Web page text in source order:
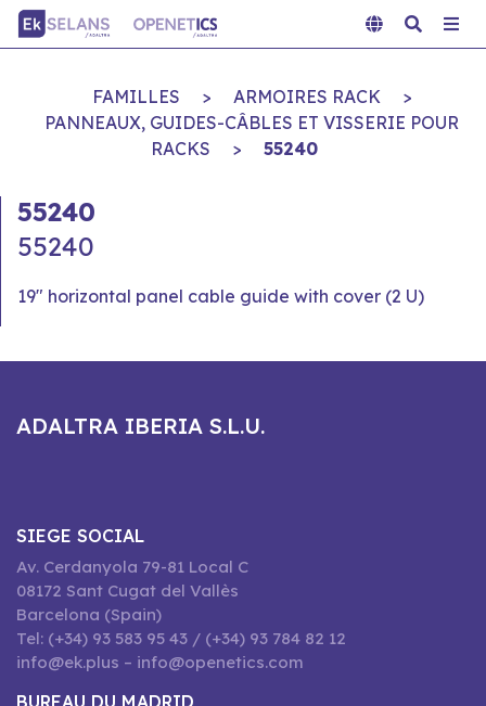
FAMILLES > ARMOIRES RACK
>
PANNEAUX, GUIDES-CÂBLES ET VISSERIE POUR
RACKS
> 55240
55240
55240
19" horizontal panel cable guide with cover (2 U)
ADALTRA IBERIA S.L.U.
SIEGE SOCIAL
Av. Cerdanyola 79-81 Local C
08172 Sant Cugat del Vallès
Barcelona (Spain)
Tel: (+34) 93 583 95 43 / (+34) 93 784 82 12
info@ek.plus – info@openetics.com
BUREAU DU MADRID